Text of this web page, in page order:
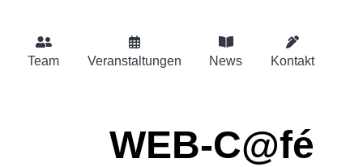
Team Veranstaltungen News Kontakt
WEB-C@fé